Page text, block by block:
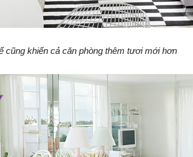
cũng khiến cả căn phòng thêm tươi mới hơn